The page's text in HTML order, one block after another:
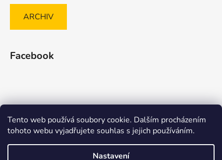
Tento web používá soubory cookie. Dalším procházením
tohoto webu vyjadřujete souhlas s jejich používáním.
Nastavení
ARCHIV
Facebook
Způsob ověřování recenzí